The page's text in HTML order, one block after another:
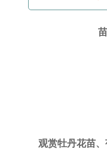
观赏牡丹花苗